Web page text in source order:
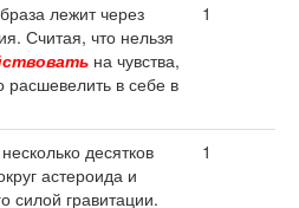
лежит через
Считая, что нельзя
на чувства,
расшевелить в себе в
1
десятков
астероида и
силой гравитации.
1